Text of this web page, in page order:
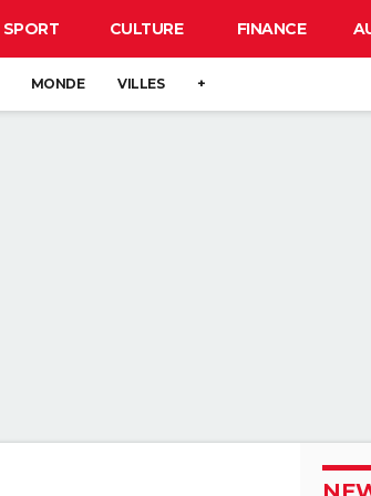
SPORT CULTURE FINANCE
MONDE VILLES +